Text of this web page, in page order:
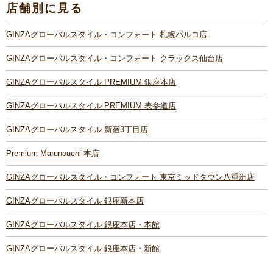
店舗別に見る
GINZAグローバルスタイル・コンフォート 札幌パルコ店
GINZAグローバルスタイル・コンフォート クラックス仙台店
GINZAグローバルスタイル PREMIUM 銀座本店
GINZAグローバルスタイル PREMIUM 表参道店
GINZAグローバルスタイル 新宿3丁目店
Premium Marunouchi 本店
GINZAグローバルスタイル・コンフォート 東京ミッドタウン八重洲店
GINZAグローバルスタイル 銀座新本店
GINZAグローバルスタイル 銀座本店・本館
GINZAグローバルスタイル 銀座本店・新館